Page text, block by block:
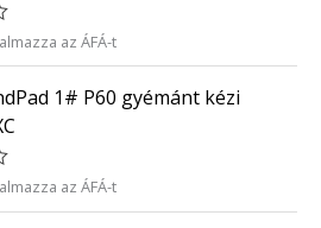
az ÁFÁ-t
1# P60 gyémánt kézi
az ÁFÁ-t